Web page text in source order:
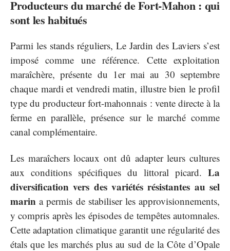
Producteurs du marché de Fort-Mahon : qui
sont les habitués
Parmi les stands réguliers, Le Jardin des Laviers s’est
imposé comme une référence. Cette exploitation
maraîchère, présente du 1er mai au 30 septembre
chaque mardi et vendredi matin, illustre bien le profil
type du producteur fort-mahonnais : vente directe à la
ferme en parallèle, présence sur le marché comme
canal complémentaire.
Les maraîchers locaux ont dû adapter leurs cultures
aux conditions spécifiques du littoral picard. La
diversification vers des variétés résistantes au sel
marin a permis de stabiliser les approvisionnements,
y compris après les épisodes de tempêtes automnales.
Cette adaptation climatique garantit une régularité des
étals que les marchés plus au sud de la Côte d’Opale